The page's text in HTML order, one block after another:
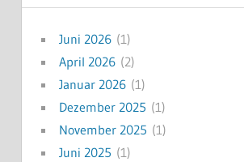
Juni 2026(1)
April 2026(2)
Januar 2026(1)
Dezember 2025 (1)
November 2025 (1)
Juni 2025 (1)